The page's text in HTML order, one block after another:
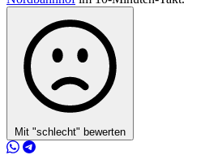
Mit "schlecht" bewerten